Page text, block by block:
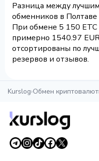
Разница между
обменников в Полтаве
При обмене 5 150 ETC
примерно 1540.97
отсортированы по
резервов и отзывов.
Kurslog›Обмен